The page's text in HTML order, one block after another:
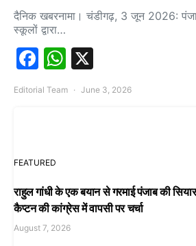
दैनिक खबरनामा। चंडीगढ़, 3 जून 2026:
स्कूलों द्वारा…
Facebook
WhatsApp
Editorial Team June 3, 2026
FEATURED
राहुल गांधी के एक बयान से गरमाई पंजाब की
कैप्टन की कांग्रेस में वापसी पर चर्चा
August 7, 2026